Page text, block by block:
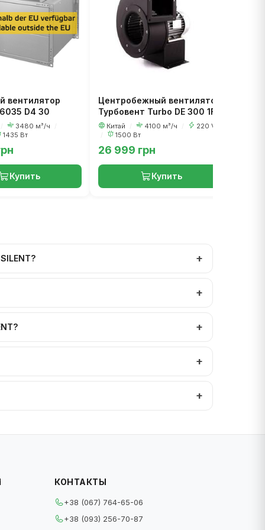
вентилятор
D4 30
3480 м³/ч
1435 Вт
Купить
Центробежный вентилятор
Турбовент Turbo DE 300 1F
Китай 4100 м³/ч
220 V
1500 Вт
26 999 грн
Купить
КОНТАКТЫ
+38 (067) 764-65-06
+38 (093) 256-70-87